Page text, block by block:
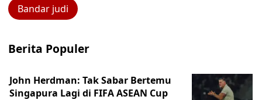
Bandar judi
Berita Populer
John Herdman: Tak Sabar Bertemu
Singapura Lagi di FIFA ASEAN Cup